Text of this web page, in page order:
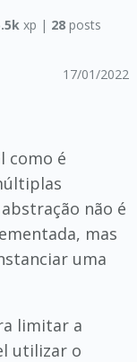
xp | 28 posts
17/01/2022
como é
não é
mas
uma
limitar a
utilizar o